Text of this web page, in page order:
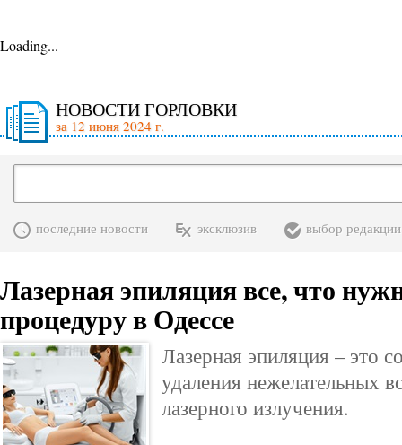
Loading...
НОВОСТИ ГОРЛОВКИ
за 12 июня 2024 г.
последние новости эксклюзив выбор редакции
Лазерная эпиляция все, что
процедуру в Одессе
Лазерная эпиляция – это
удаления нежелательных
лазерного излучения.